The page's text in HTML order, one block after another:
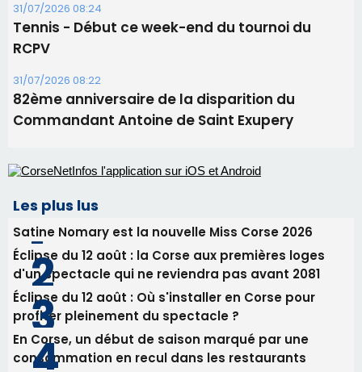
31/07/2026 08:24
Tennis - Début ce week-end du tournoi du
RCPV
31/07/2026 08:22
82ème anniversaire de la disparition du
Commandant Antoine de Saint Exupery
Les plus lus
Satine Nomary est la nouvelle Miss Corse 2026
Éclipse du 12 août : la Corse aux premières loges
d'un spectacle qui ne reviendra pas avant 2081
Éclipse du 12 août : Où s'installer en Corse pour
profiter pleinement du spectacle ?
En Corse, un début de saison marqué par une
consommation en recul dans les restaurants